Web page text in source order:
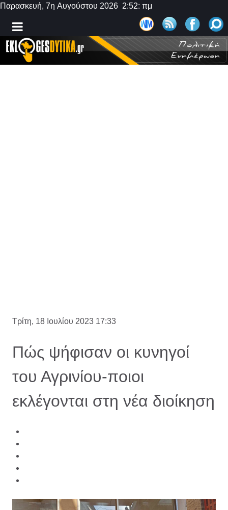
Παρασκευή, 7η Αυγούστου 2026 2:52: πμ
Τρίτη, 18 Ιουλίου 2023 17:33
Πώς ψήφισαν οι κυνηγοί
του Αγρινίου-ποιοι
εκλέγονται στη νέα διοίκηση